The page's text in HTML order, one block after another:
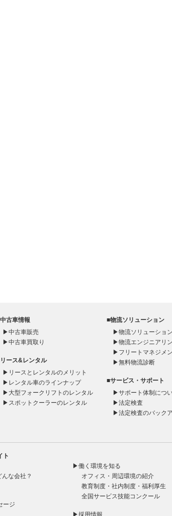
古車情報
▶中古車販売
▶中古車買取り
ース&レンタル
▶ リースとレンタルのメリット
▶ レンタル車のラインナップ
▶ 大型フォークリフトのレンタル
▶ スポットクーラーのレンタル
■物流ソリューション
▶物流ソリューション
▶物流エンジニアリ
▶ フリートマネジメ
▶無料物流診断
■サービス・サポート
▶サポート体制につ
▶法定検査
▶法定検査のバック
ト
んな会社？
ージ
▶働く環境を知る
オフィス・周辺環境の紹介
教育制度・社内制度・福利厚生
全国サービス技能コンクール
▶採用情報